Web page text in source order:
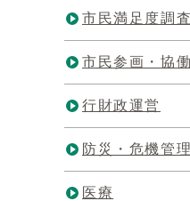
市民満足度調査
市民参画・協働
行財政運営
防災・危機管理
医療